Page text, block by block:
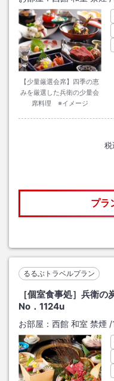
【少量厳選会席】四季の恵
みを厳選した兵衛の少量会
席料理 ※イメージ
税
プラ
るるぶトラベルプラン
［個室食事処］兵衛
No．1124u
お部屋： 西館 和室 禁煙 /